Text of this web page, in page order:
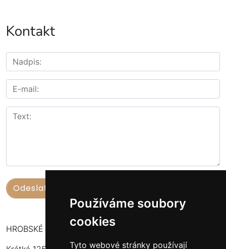
Používáme soubory
cookies
Tyto webové stránky používají
Kontakt
HROBSKÉ UZENINY